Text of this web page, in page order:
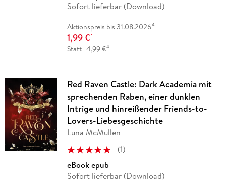
Sofort lieferbar (Download)
Aktionspreis bis 31.08.20264
1,99 €*
Statt 4,99 €4
Red Raven Castle: Dark Academia mit
sprechenden Raben, einer dunklen
Intrige und hinreißender Friends-to-
Lovers-Liebesgeschichte
Luna McMullen
(1)
eBook epub
Sofort lieferbar (Download)